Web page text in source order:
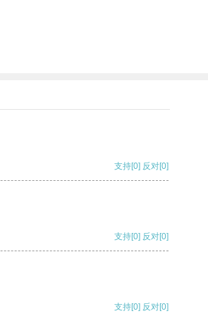
支持[0] 反对[0]
支持[0] 反对[0]
支持[0] 反对[0]